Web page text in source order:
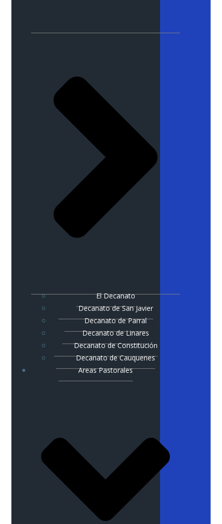
El Decanato
Decanato de San Javier
Decanato de Parral
Decanato de Linares
Decanato de Constitución
Decanato de Cauquenes
Areas Pastorales